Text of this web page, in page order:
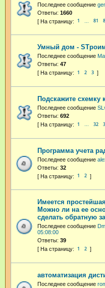
Последнее сообщение
Ответы: 1660
1 81
Умный дом -
Последнее сообщение
Ответы: 47
1 2 3
Подскажите схемку
Последнее сообщение
Ответы: 692
1 … 32
Программа учета
Последнее сообщение
Ответы: 32
1 2
Имеется
Можно ли на ее
сделать обратную
Последнее сообщение
05:08:00
Ответы: 39
1 2
автоматизация
Последнее сообщение